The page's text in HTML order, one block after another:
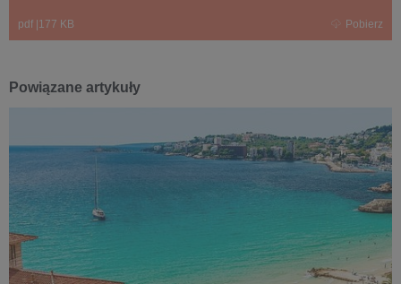
pdf 177 KB Pobierz
Powiązane artykuły